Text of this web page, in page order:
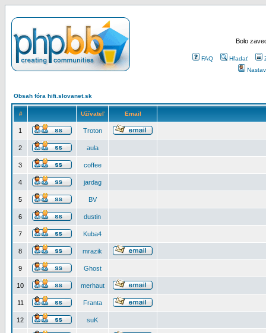
Bolo
FAQ Hľadať
Obsah fóra hifi.slovanet.sk
# Užívateľ Email
1 Troton
2 aula
3 coffee
4 jardag
5 BV
6 dustin
7 Kuba4
8 mrazik
9 Ghost
10 merhaut
11 Franta
12 suK